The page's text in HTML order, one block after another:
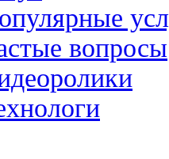
вопросы